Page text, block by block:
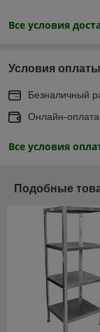
Все условия
Условия оплаты
Безналичный
Онлайн-оплата
Все условия
Подобные